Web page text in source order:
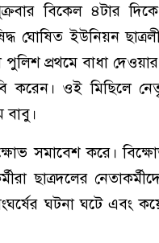
বিকেল ৪টার
ঘোষিত ইউনিয়ন
প্রথমে বাধা
করেন। ওই মিছিলে
বাবু।
সমাবেশ করে।
ছাত্রদলের
ঘটনা ঘটে এবং